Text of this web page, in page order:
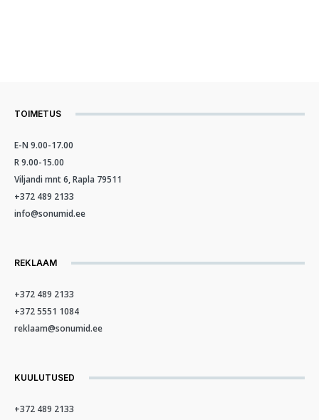
TOIMETUS
E-N 9.00-17.00
R 9.00-15.00
Viljandi mnt 6, Rapla 79511
+372 489 2133
info@sonumid.ee
REKLAAM
+372 489 2133
+372 5551 1084
reklaam@sonumid.ee
KUULUTUSED
+372 489 2133